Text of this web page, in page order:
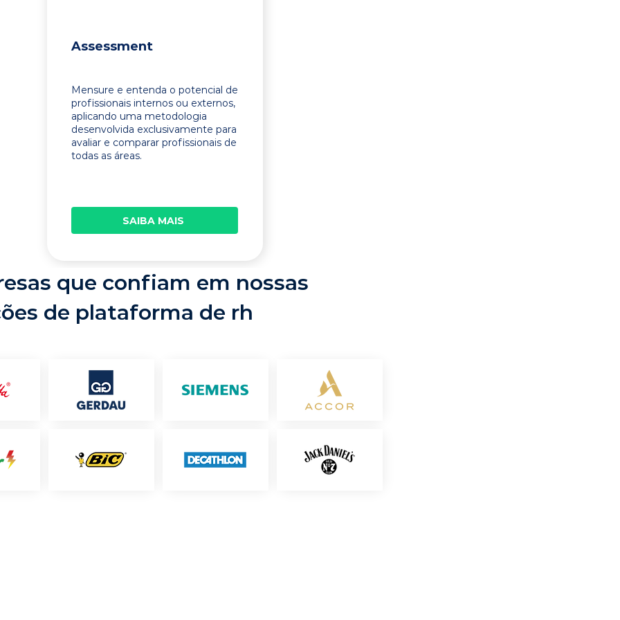
Assessment
Mensure e entenda o potencial de
profissionais internos ou externos,
aplicando uma metodologia
desenvolvida exclusivamente para
avaliar e comparar profissionais de
todas as áreas.
SAIBA MAIS
que confiam em nossas
de plataforma de rh